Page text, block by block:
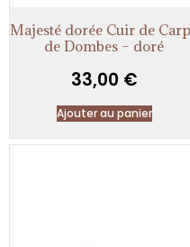
Majesté dorée Cuir de
de Dombes – doré
33,00 €
Ajouter au panier